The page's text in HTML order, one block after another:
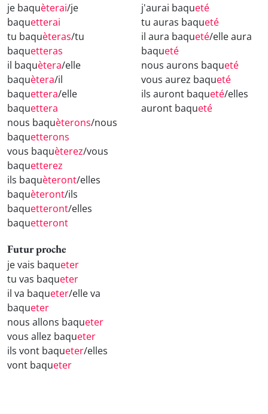
je baquèterai/je
baquetterai
tu baquèteras/tu
baquetteras
il baquètera/elle
baquètera/il
baquettera/elle
baquettera
nous baquèterons/nous
baquetterons
vous baquèterez/vous
baquetterez
ils baquèteront/elles
baquèteront/ils
baquetteront/elles
baquetteront
j'aurai baqueté
tu auras baqueté
il aura baqueté/elle aura
baqueté
nous aurons baqueté
vous aurez baqueté
ils auront baqueté/elles
auront baqueté
Futur proche
je vais baqueter
tu vas baqueter
il va baqueter/elle va
baqueter
nous allons baqueter
vous allez baqueter
ils vont baqueter/elles
vont baqueter